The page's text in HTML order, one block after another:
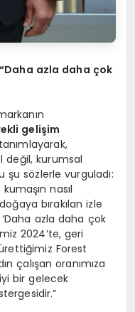
azla daha çok
gelişim
değil, kurumsal
sözlerle vurguladı:
kumaşın nasıl
bırakılan izle
azla daha çok
2024’te, geri
Forest
çalışan oranımıza
bir gelecek